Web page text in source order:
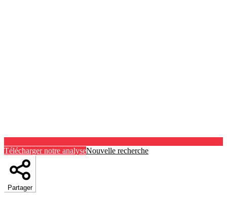
Télécharger notre analyseNouvelle recherche
Partager